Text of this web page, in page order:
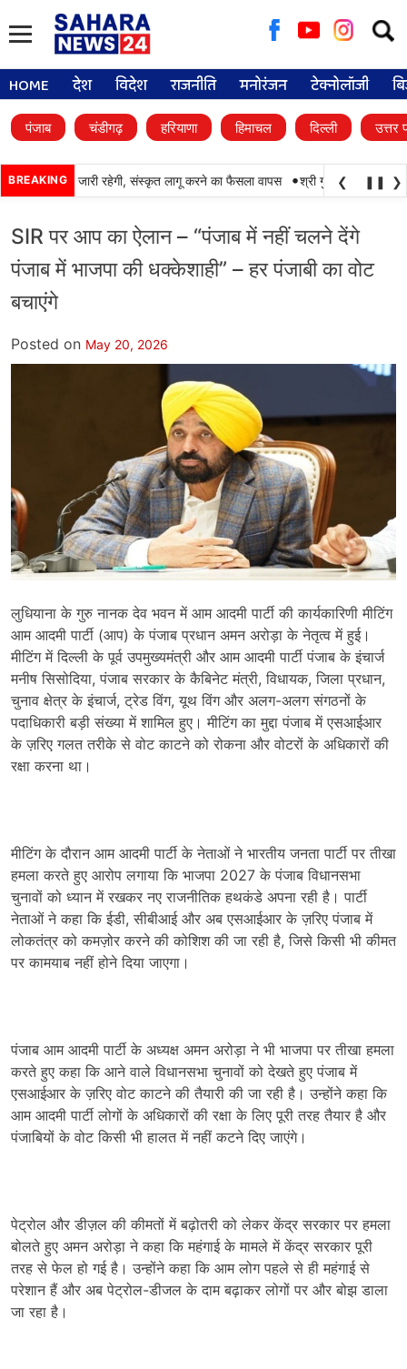
for:
HOME देश विदेश राजनीति मनोरंजन टेक्नोलॉजी
पंजाब चंडीगढ़ हरियाणा हिमाचल दिल्ली उत्तर
BREAKING
की पढ़ाई जारी रहेगी, संस्कृत लागू करने का फैसला वापस •श्री गुरु हरिकृष्ण साहिब जी
❮ ❚❚ ❯
SIR पर आप का ऐलान – “पंजाब में नहीं चलने देंगे
पंजाब में भाजपा की धक्केशाही” – हर पंजाबी का वोट
बचाएंगे
Posted on May 20, 2026
लुधियाना के गुरु नानक देव भवन में आम आदमी पार्टी की कार्यकारिणी मीटिंग
आम आदमी पार्टी (आप) के पंजाब प्रधान अमन अरोड़ा के नेतृत्व में हुई।
मीटिंग में दिल्ली के पूर्व उपमुख्यमंत्री और आम आदमी पार्टी पंजाब के इंचार्ज
मनीष सिसोदिया, पंजाब सरकार के कैबिनेट मंत्री, विधायक, जिला प्रधान,
चुनाव क्षेत्र के इंचार्ज, ट्रेड विंग, यूथ विंग और अलग-अलग संगठनों के
पदाधिकारी बड़ी संख्या में शामिल हुए। मीटिंग का मुद्दा पंजाब में एसआईआर
के ज़रिए गलत तरीके से वोट काटने को रोकना और वोटरों के अधिकारों की
रक्षा करना था।
मीटिंग के दौरान आम आदमी पार्टी के नेताओं ने भारतीय जनता पार्टी पर तीखा
हमला करते हुए आरोप लगाया कि भाजपा 2027 के पंजाब विधानसभा
चुनावों को ध्यान में रखकर नए राजनीतिक हथकंडे अपना रही है। पार्टी
नेताओं ने कहा कि ईडी, सीबीआई और अब एसआईआर के ज़रिए पंजाब में
लोकतंत्र को कमज़ोर करने की कोशिश की जा रही है, जिसे किसी भी कीमत
पर कामयाब नहीं होने दिया जाएगा।
पंजाब आम आदमी पार्टी के अध्यक्ष अमन अरोड़ा ने भी भाजपा पर तीखा हमला
करते हुए कहा कि आने वाले विधानसभा चुनावों को देखते हुए पंजाब में
एसआईआर के ज़रिए वोट काटने की तैयारी की जा रही है। उन्होंने कहा कि
आम आदमी पार्टी लोगों के अधिकारों की रक्षा के लिए पूरी तरह तैयार है और
पंजाबियों के वोट किसी भी हालत में नहीं कटने दिए जाएंगे।
पेट्रोल और डीज़ल की कीमतों में बढ़ोतरी को लेकर केंद्र सरकार पर हमला
बोलते हुए अमन अरोड़ा ने कहा कि महंगाई के मामले में केंद्र सरकार पूरी
तरह से फेल हो गई है। उन्होंने कहा कि आम लोग पहले से ही महंगाई से
परेशान हैं और अब पेट्रोल-डीजल के दाम बढ़ाकर लोगों पर और बोझ डाला
जा रहा है।